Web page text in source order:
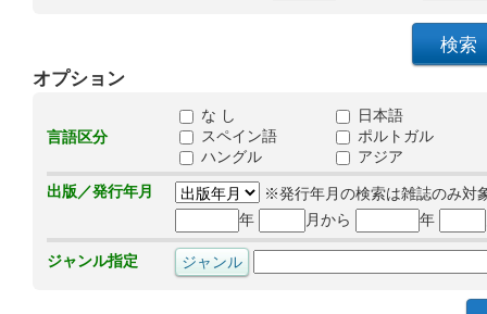
オプション
言語区分
な し
日本語
スペイン語
ポルトガル
ハングル
アジア
出版／発行年月
※発行年月の検索は雑誌のみ対
年
月から 年
ジャンル指定